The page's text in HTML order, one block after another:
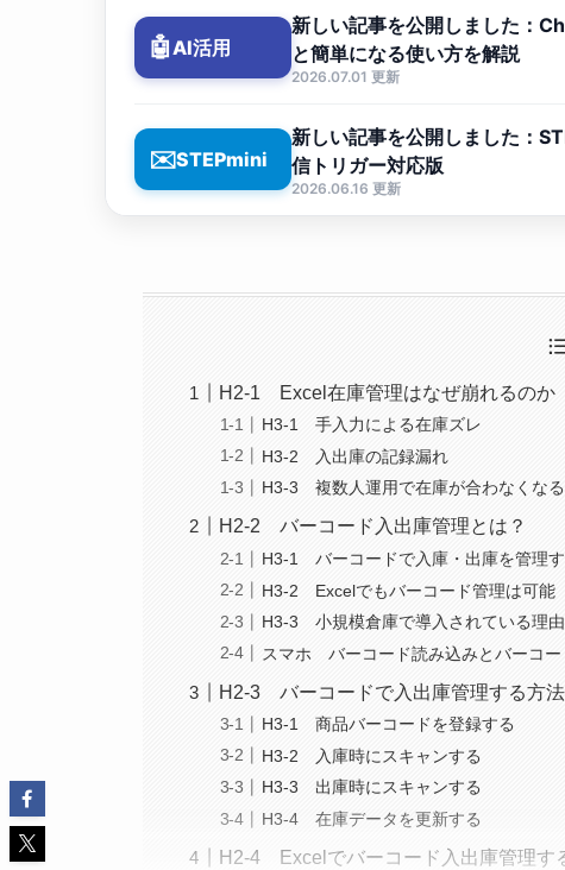
🤖AI活用
新しい記事を公開しました：
と簡単になる使い方を解説
2026.07.01 更新
✉️STEPmini
新しい記事を公開しました：
信トリガー対応版
2026.06.16 更新
H2-1 Excel在庫管理はなぜ崩れるのか
H3-1 手入力による在庫ズレ
H3-2 入出庫の記録漏れ
H3-3 複数人運用で在庫が合わなくなる
H2-2 バーコード入出庫管理とは？
H3-1 バーコードで入庫・出庫を管理
H3-2 Excelでもバーコード管理は可能
H3-3 小規模倉庫で導入されている理由
スマホ バーコード読み込みとバーコー
H2-3 バーコードで入出庫管理する方法
H3-1 商品バーコードを登録する
H3-2 入庫時にスキャンする
H3-3 出庫時にスキャンする
H3-4 在庫データを更新する
H2-4 Excelでバーコード入出庫管理す